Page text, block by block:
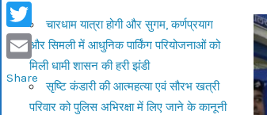
चारधाम यात्रा होगी और सुगम, कर्णप्रयाग
और सिमली में आधुनिक पार्किंग परियोजनाओं को
मिली धामी शासन की हरी झंडी
सृष्टि कंडारी की आत्महत्या एवं सौरभ खत्री
परिवार को पुलिस अभिरक्षा में लिए जाने के कानूनी
WhatsApp
Twitter
Email
Share